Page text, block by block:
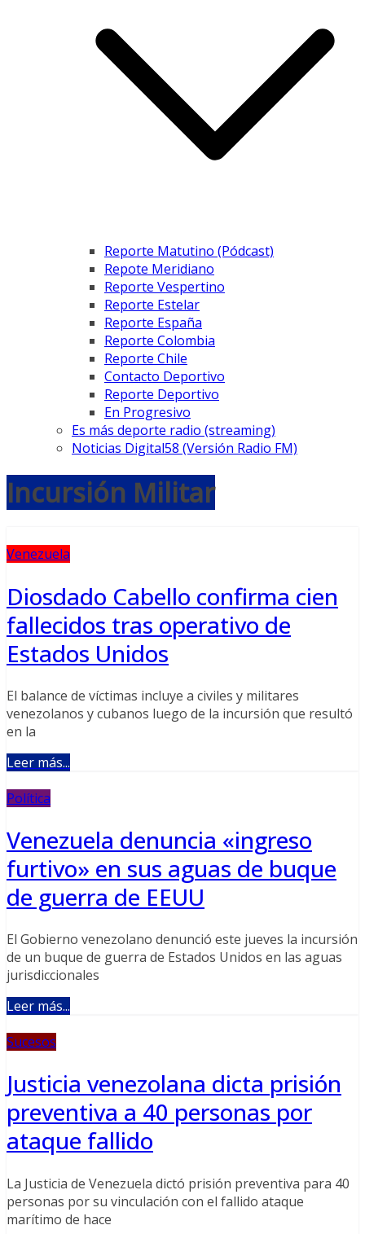
Reporte Matutino (Pódcast)
Repote Meridiano
Reporte Vespertino
Reporte Estelar
Reporte España
Reporte Colombia
Reporte Chile
Contacto Deportivo
Reporte Deportivo
En Progresivo
Es más deporte radio (streaming)
Noticias Digital58 (Versión Radio FM)
Incursión Militar
Venezuela
Diosdado Cabello confirma cien
fallecidos tras operativo de
Estados Unidos
El balance de víctimas incluye a civiles y militares
venezolanos y cubanos luego de la incursión que resultó
en la
Leer más...
Política
Venezuela denuncia «ingreso
furtivo» en sus aguas de buque
de guerra de EEUU
El Gobierno venezolano denunció este jueves la incursión
de un buque de guerra de Estados Unidos en las aguas
jurisdiccionales
Leer más...
Sucesos
Justicia venezolana dicta prisión
preventiva a 40 personas por
ataque fallido
La Justicia de Venezuela dictó prisión preventiva para 40
personas por su vinculación con el fallido ataque
marítimo de hace